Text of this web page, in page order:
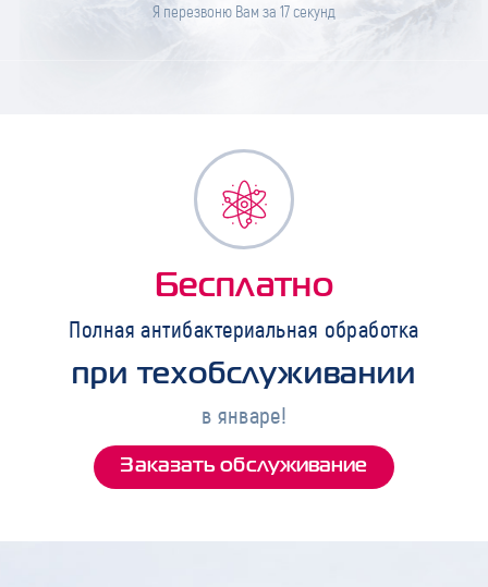
Я перезвоню Вам за 17секунд
Бесплатно
Полная антибактериальная обработка
при техобслуживании
в январе!
Заказать обслуживание